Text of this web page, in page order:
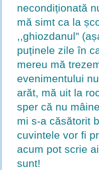
necondiționată
mă simt ca la
,,ghiozdanul”
puținele zile în
mereu mă
evenimentului
arăt, mă uit la
sper că nu
mi s-a căsătorit
cuvintele vor fi
acum pot scrie
sunt!